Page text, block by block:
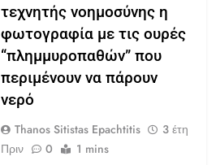
τεχνητής νοημοσύνης η
φωτογραφία με τις ουρές
“πλημμυροπαθών” που
περιμένουν να πάρουν
νερό
Thanos Sitistas Epachtitis
3 έτη
Πριν
0 1 mins